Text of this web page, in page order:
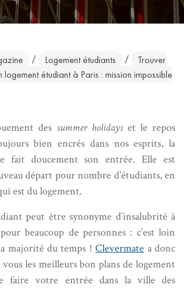
/ Logement étudiants /
Trouver
logement étudiant à Paris : mission impossible
des summer holidayset le repos
bien encrés dans nos esprits, la
fait doucement son entrée. Elle est
départ pour nombre d’étudiants, en
est du logement.
peut être synonyme d’insalubrité à
beaucoup de personnes : c’est loin
majorité du temps !Clevermate a donc
les meilleurs bon plans de logement
faire votre entrée dans la ville des